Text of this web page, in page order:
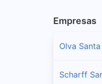
Empresas
Olva
Scharff